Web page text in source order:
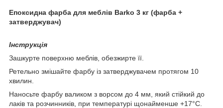
Епоксидна фарба для меблів Barko 3 кг (фарба +
затверджувач)
Інструкція
Зашкурте поверхню меблів, обезжирте її.
Ретельно змішайте фарбу із затверджувачем протягом 10
хвилин.
Наносьте фарбу валиком з ворсом до 4 мм, який стійкий до
лаків та розчинників, при температурі щонайменше +17°C.